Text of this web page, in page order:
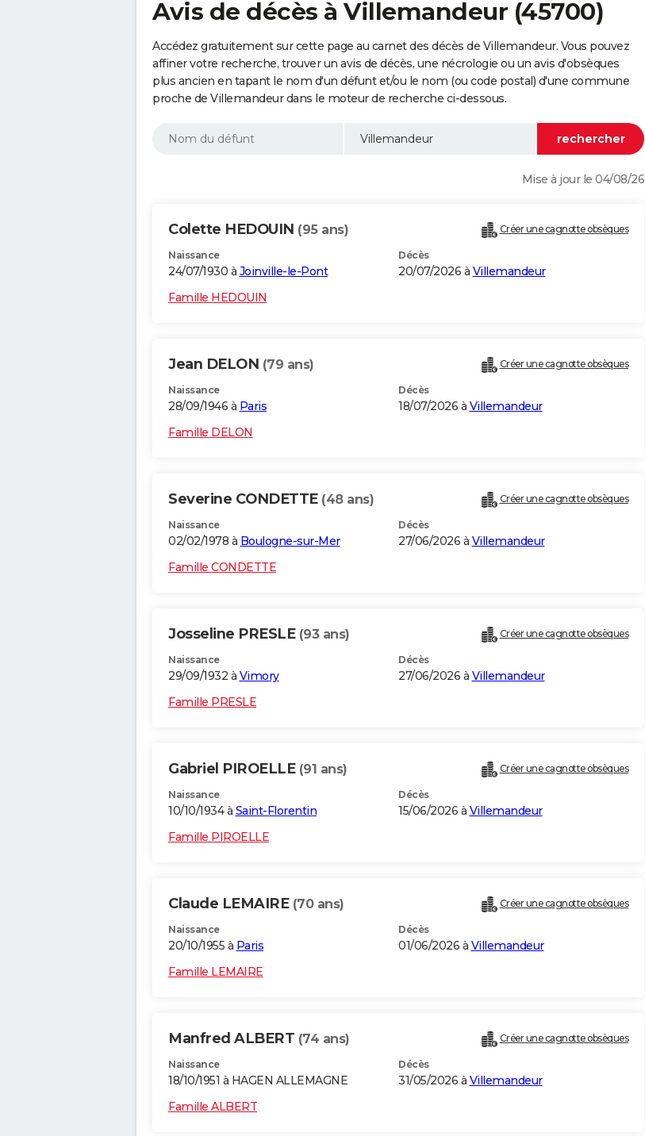
Avis de décès à Villemandeur (45700)
Accédez gratuitement sur cette page au carnet des décès de Villemandeur. Vous pouvez
affiner votre recherche, trouver un avis de décès, une nécrologie ou un avis d'obsèques
plus ancien en tapant le nom d'un défunt et/ou le nom (ou code postal) d'une commune
proche de Villemandeur dans le moteur de recherche ci-dessous.
Mise à jour le 04/08/26
Colette HEDOUIN (95 ans) Créer une cagnotte obsèques
Naissance
24/07/1930 à Joinville-le-Pont
Décès
20/07/2026 à Villemandeur
Famille HEDOUIN
Jean DELON (79 ans) Créer une cagnotte obsèques
Naissance
28/09/1946 à Paris
Décès
18/07/2026 à Villemandeur
Famille DELON
Severine CONDETTE (48 ans) Créer une cagnotte obsèques
Naissance
02/02/1978 à Boulogne-sur-Mer
Décès
27/06/2026 à Villemandeur
Famille CONDETTE
Josseline PRESLE (93 ans) Créer une cagnotte obsèques
Naissance
29/09/1932 à Vimory
Décès
27/06/2026 à Villemandeur
Famille PRESLE
Gabriel PIROELLE (91 ans) Créer une cagnotte obsèques
Naissance
10/10/1934 à Saint-Florentin
Décès
15/06/2026 à Villemandeur
Famille PIROELLE
Claude LEMAIRE (70 ans) Créer une cagnotte obsèques
Naissance
20/10/1955 à Paris
Décès
01/06/2026 à Villemandeur
Famille LEMAIRE
Manfred ALBERT (74 ans) Créer une cagnotte obsèques
Naissance
18/10/1951 à HAGEN ALLEMAGNE
Décès
31/05/2026 à Villemandeur
Famille ALBERT